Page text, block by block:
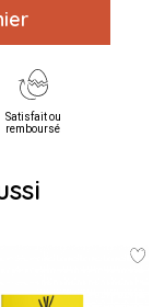
Satisfait ou
remboursé